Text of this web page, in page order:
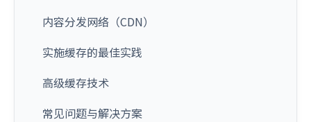
内容分发网络（CDN）
实施缓存的最佳实践
高级缓存技术
常见问题与解决方案